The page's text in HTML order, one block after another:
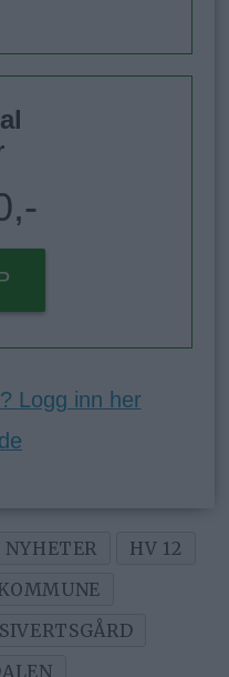
Logg inn her
NYHETER
HV 12